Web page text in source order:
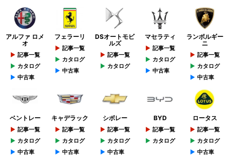
アルファ ロメ
オ
記事一覧
カタログ
中古車
フェラーリ
記事一覧
カタログ
中古車
DSオートモビ
ルズ
記事一覧
カタログ
マセラティ
記事一覧
カタログ
中古車
ランボルギー
ニ
記事一覧
カタログ
中古車
ベントレー
記事一覧
カタログ
中古車
キャデラック
記事一覧
カタログ
中古車
シボレー
記事一覧
カタログ
中古車
BYD
記事一覧
カタログ
ロータス
記事一覧
カタログ
中古車